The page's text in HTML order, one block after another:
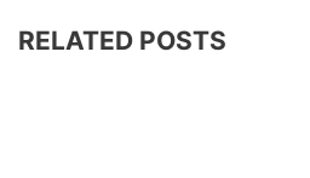
RELATED POSTS